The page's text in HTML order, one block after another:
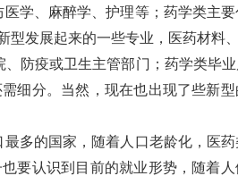
学、麻醉学、护理等；药学类主
发展起来的一些专业，医药材料、
防疫或卫生主管部门；药学类毕
细分。当然，现在也出现了些新型
多的国家，随着人口老龄化，医
要认识到目前的就业形势，随着